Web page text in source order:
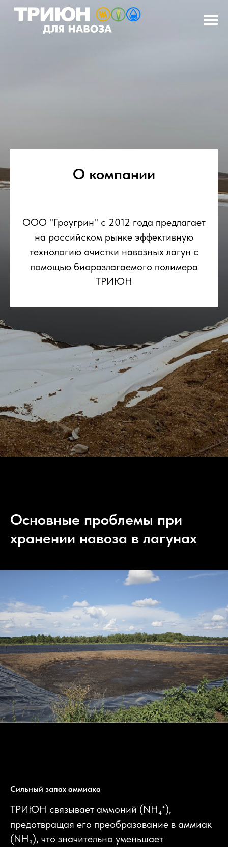
О компании
ООО "Гроугрин" с 2012 года предлагает
на российском рынке эффективную
технологию очистки навозных лагун с
помощью биоразлагаемого полимера
ТРИЮН
Основные проблемы при
хранении навоза в лагунах
Сильный запах аммиака
ТРИЮН связывает аммоний (NH₄⁺),
предотвращая его преобразование в аммиак
(NH₃), что значительно уменьшает